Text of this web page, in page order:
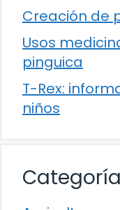
Creación de
Usos
pinguica
T-Rex:
niños